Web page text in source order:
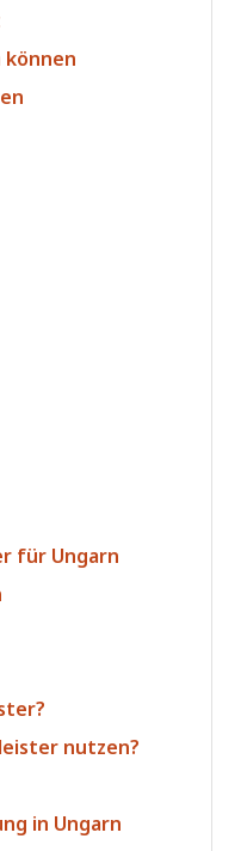
können
für Ungarn
nutzen?
in Ungarn